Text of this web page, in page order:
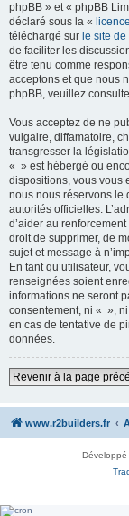
phpBB » et « phpBB
déclaré sous la «
téléchargé sur le site
de faciliter les
être tenu comme
acceptons et que nous
phpBB, veuillez
Vous acceptez de ne
vulgaire, diffamatoire,
transgresser la
« » est hébergé ou
dispositions, vous vous
nous nous réservons le
autorités officielles.
d’aider au
droit de supprimer, de
sujet et message à
En tant qu’utilisateur,
renseignées soient
informations ne seront
consentement, ni « »,
en cas de tentative de
données.
Revenir à la page
www.r2builders.fr